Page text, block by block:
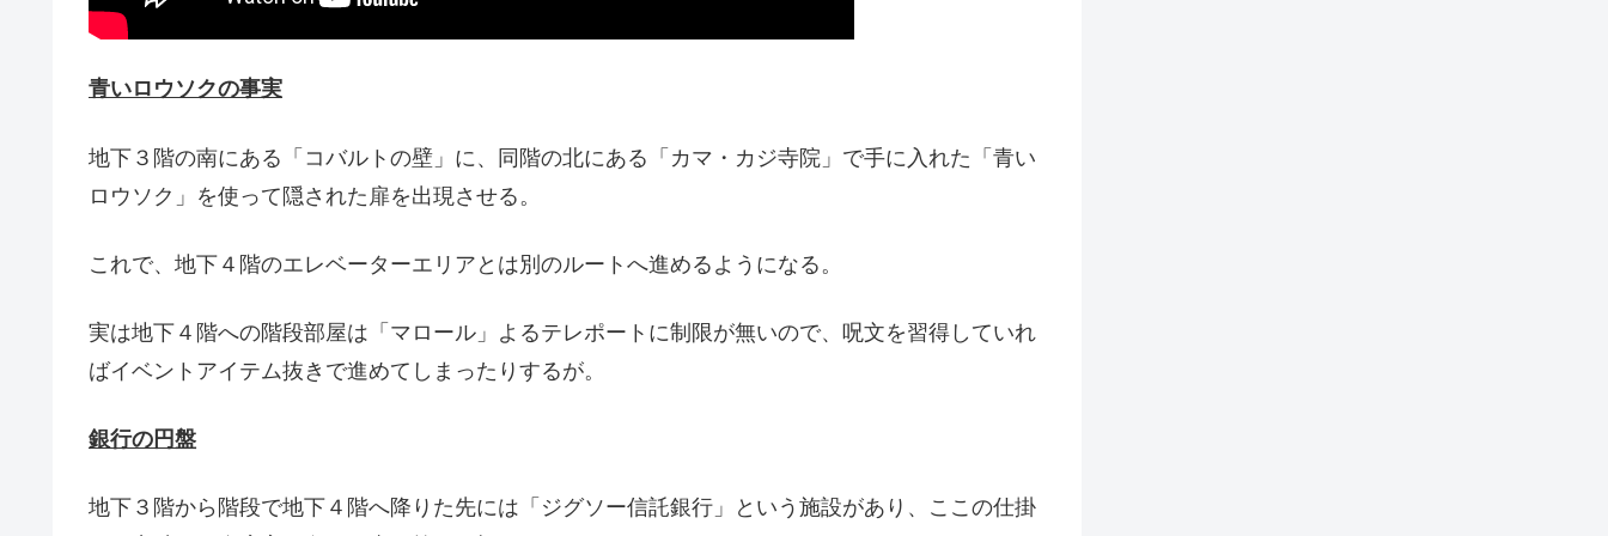
青いロウソクの事実
地下３階の南にある「コバルトの壁」に、同階の北にある「カマ・カジ寺院」で手に入れた「青い
ロウソク」を使って隠された扉を出現させる。
これで、地下４階のエレベーターエリアとは別のルートへ進めるようになる。
実は地下４階への階段部屋は「マロール」よるテレポートに制限が無いので、呪文を習得していれ
ばイベントアイテム抜きで進めてしまったりするが。
銀行の円盤
地下３階から階段で地下４階へ降りた先には「ジグソー信託銀行」という施設があり、ここの仕掛